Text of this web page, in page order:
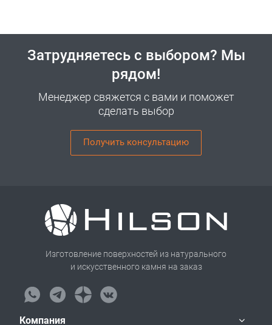
Затрудняетесь с выбором? Мы
рядом!
Менеджер свяжется с вами и поможет
сделать выбор
Получить консультацию
Изготовление поверхностей из натурального
и искусственного камня на заказ
Компания